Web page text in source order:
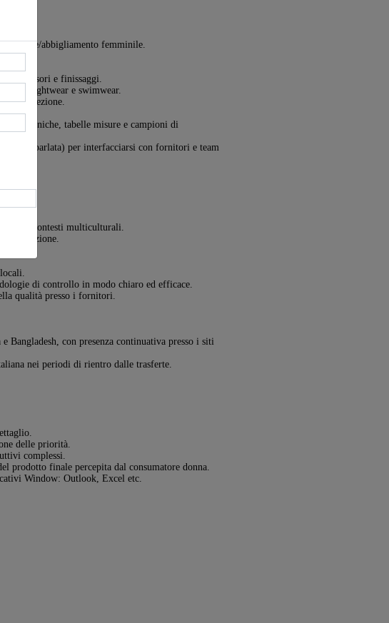
tessile/abbigliamento femminile.
accessori e finissaggi.
nightwear e swimwear.
di ispezione.
tecniche, tabelle misure e campioni di
e parlata) per interfacciarsi con fornitori e team
in contesti multiculturali.
formazione.
di controllo in modo chiaro ed efficace.
qualità presso i fornitori.
Bangladesh, con presenza continuativa presso i siti
nei periodi di rientro dalle trasferte.
delle priorità.
complessi.
prodotto finale percepita dal consumatore donna.
Window: Outlook, Excel etc.